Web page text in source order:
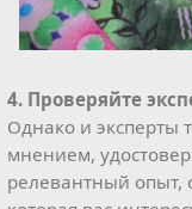
4. Проверяйте
Однако и эксперты
мнением,
релевантный опыт,